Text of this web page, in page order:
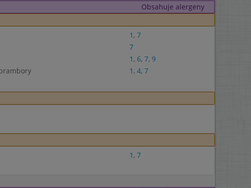
Obsahuje alergeny
1 , 7
7
1 , 6, 7, 9
1 , 4, 7
1 , 7